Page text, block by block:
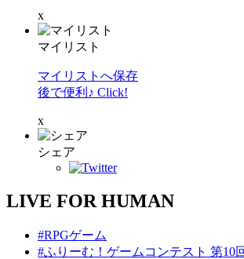
x
マイリスト
マイリストへ保存
後で便利♪ Click!
x
シェア
LIVE FOR HUMAN
#RPGゲーム
#ふりーむ！ゲームコンテスト 第10